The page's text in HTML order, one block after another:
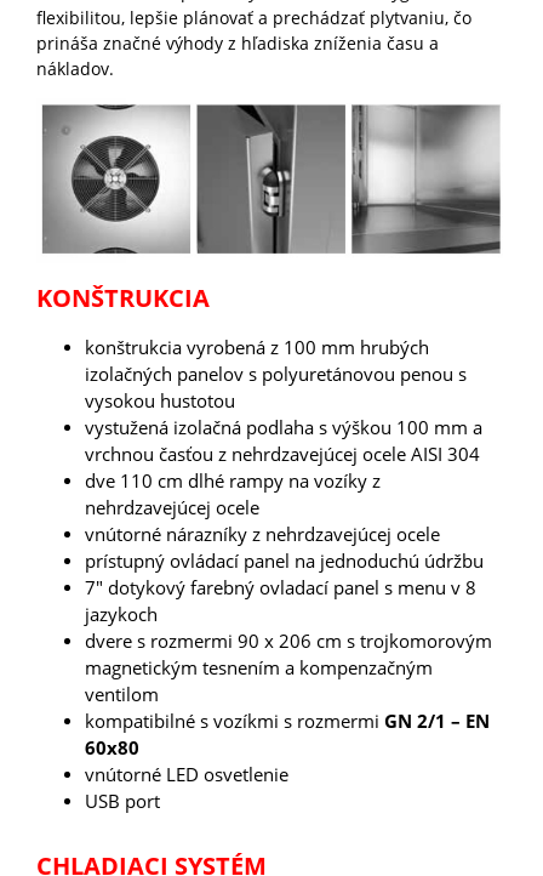
flexibilitou, lepšie plánovať a prechádzať plytvaniu, čo
prináša značné výhody z hľadiska zníženia času a
nákladov.
KONŠTRUKCIA
konštrukcia vyrobená z 100 mm hrubých
izolačných panelov s polyuretánovou penou s
vysokou hustotou
vystužená izolačná podlaha s výškou 100 mm a
vrchnou časťou z nehrdzavejúcej ocele AISI 304
dve 110 cm dlhé rampy na vozíky z
nehrdzavejúcej ocele
vnútorné nárazníky z nehrdzavejúcej ocele
prístupný ovládací panel na jednoduchú údržbu
7" dotykový farebný ovladací panel s menu v 8
jazykoch
dvere s rozmermi 90 x 206 cm s trojkomorovým
magnetickým tesnením a kompenzačným
ventilom
kompatibilné s vozíkmi s rozmermi GN 2/1 – EN
60x80
vnútorné LED osvetlenie
USB port
CHLADIACI SYSTÉM